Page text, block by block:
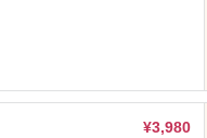
¥3,980